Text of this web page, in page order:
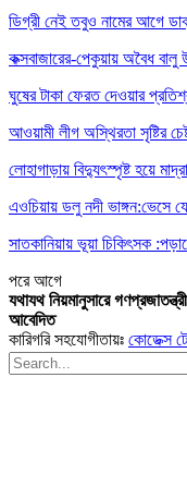
ডিগ্রী নেই তবুও নামের আগে
কক্সবাজারের-পেকুয়ায় অবৈধ
ঘুষের টাকা ফেরত দেওয়ার
আওয়ামী লীগ অস্থিরতা সৃষ্টির
লোহাগাড়ায় বিদ্যুৎস্পৃষ্ট হয়ে
এওচিয়ায় ডলু নদী ভাঙ্গন:ভেসে
সাতকানিয়ায় ভূয়া চিকিৎসক
পরেআগে
যথাযথ নিয়মানুসারে
আবেদিত
কারিগরি সহযোগীতায়ঃ কোডেক্স